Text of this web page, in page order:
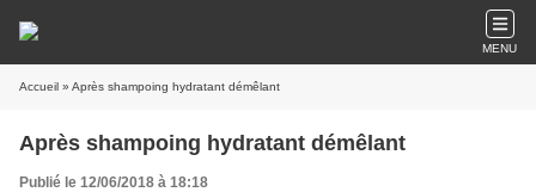
MENU
Accueil » Après shampoing hydratant démêlant
Après shampoing hydratant démêlant
Publié le 12/06/2018 à 18:18